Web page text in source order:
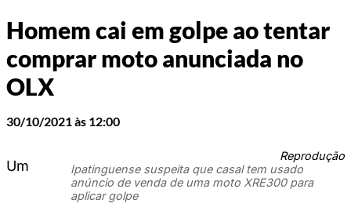
Homem cai em golpe ao tentar
comprar moto anunciada no
OLX
30/10/2021 às 12:00
Reprodução
Ipatinguense suspeita que casal tem usado
anúncio de venda de uma moto XRE300 para
aplicar golpe
Um